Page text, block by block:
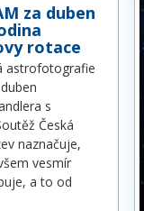
za duben
rotace
astrofotografie
s
Česká
naznačuje,
vesmír
a to od